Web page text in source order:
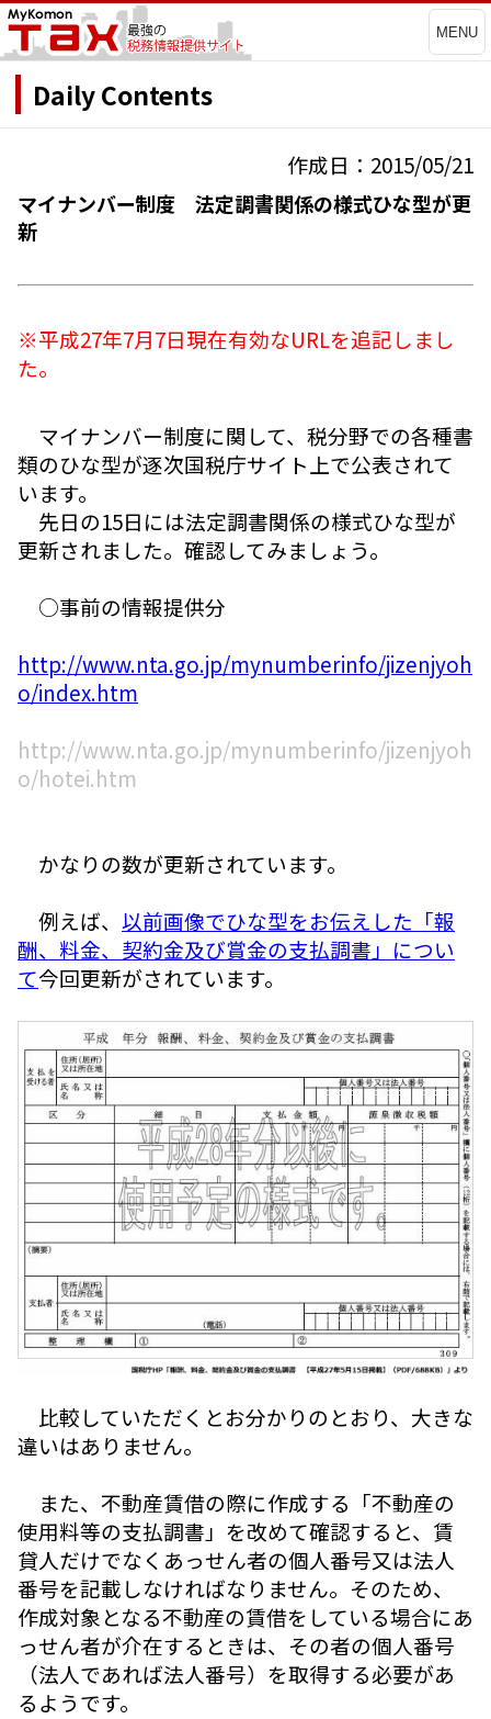
MENU
Daily Contents
作成日：2015/05/21
マイナンバー制度 法定調書関係の様式ひな型が更
新
※平成27年7月7日現在有効なURLを追記しまし
た。
マイナンバー制度に関して、税分野での各種書
類のひな型が逐次国税庁サイト上で公表されて
います。
先日の15日には法定調書関係の様式ひな型が
更新されました。確認してみましょう。
○事前の情報提供分
http://www.nta.go.jp/mynumberinfo/jizenjyoh
o/index.htm
http://www.nta.go.jp/mynumberinfo/jizenjyoh
o/hotei.htm
かなりの数が更新されています。
例えば、 以前画像でひな型をお伝えした「報
酬、料金、契約金及び賞金の支払調書」につい
て今回更新がされています。
比較していただくとお分かりのとおり、大きな
違いはありません。
また、不動産賃借の際に作成する「不動産の
使用料等の支払調書」を改めて確認すると、賃
貸人だけでなくあっせん者の個人番号又は法人
番号を記載しなければなりません。そのため、
作成対象となる不動産の賃借をしている場合にあ
っせん者が介在するときは、その者の個人番号
（法人であれば法人番号）を取得する必要があ
るようです。